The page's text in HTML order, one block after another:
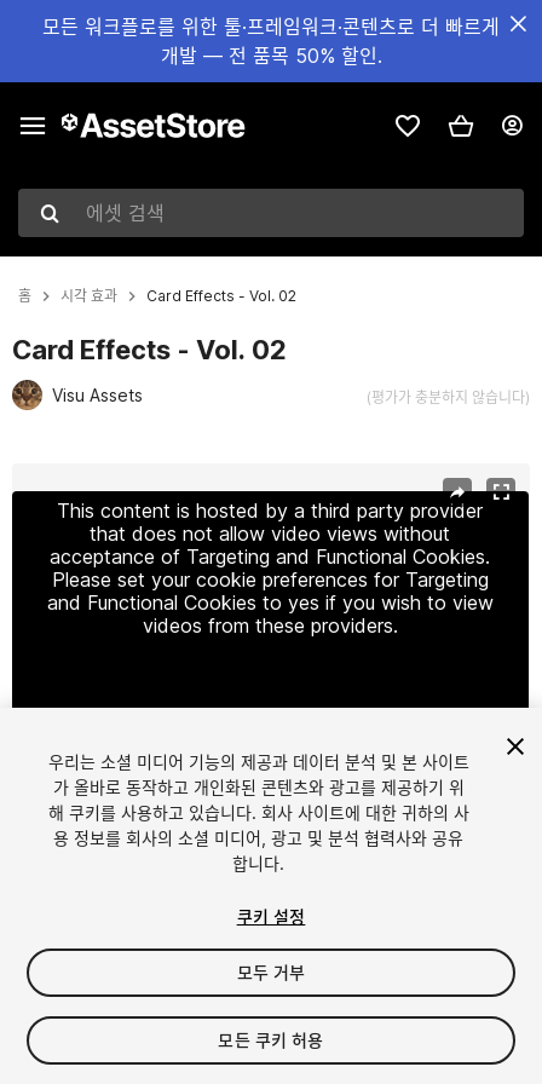
모든 워크플로를 위한 툴·프레임워크·콘텐츠로 더 빠르게
개발 — 전 품목 50% 할인.
에셋 검색
홈 시각 효과 Card Effects - Vol. 02
Card Effects - Vol. 02
Visu Assets (평가가 충분하지 않습니다)
This content is hosted by a third party provider
that does not allow video views without
acceptance of Targeting and Functional Cookies.
Please set your cookie preferences for Targeting
and Functional Cookies to yes if you wish to view
videos from these providers.
1/5
$4.99
세금/부가세는 결제 시 반영됩니다.
우리는 소셜 미디어 기능의 제공과 데이터 분석 및 본 사이트
가 올바로 동작하고 개인화된 콘텐츠와 광고를 제공하기 위
해 쿠키를 사용하고 있습니다. 회사 사이트에 대한 귀하의 사
용 정보를 회사의 소셜 미디어, 광고 및 분석 협력사와 공유
합니다.
쿠키 설정
모두 거부
모든 쿠키 허용